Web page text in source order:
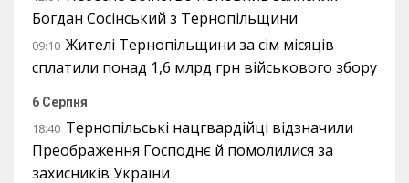
Богдан Сосінський з Тернопільщини
09:10 Жителі Тернопільщини за сім місяців
сплатили понад 1,6 млрд грн військового збору
6 Серпня
18:40 Тернопільські нацгвардійці відзначили
Преображення Господнє й помолилися за
захисників України